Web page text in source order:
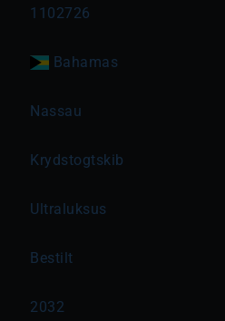
1102726
Bahamas
Nassau
Krydstogtskib
Ultraluksus
Bestilt
2032